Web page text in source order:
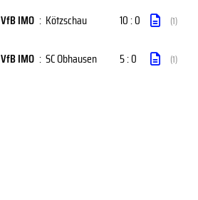
VfB IMO : Kötzschau 10 : 0 (1)
VfB IMO : SC Obhausen 5 : 0 (1)